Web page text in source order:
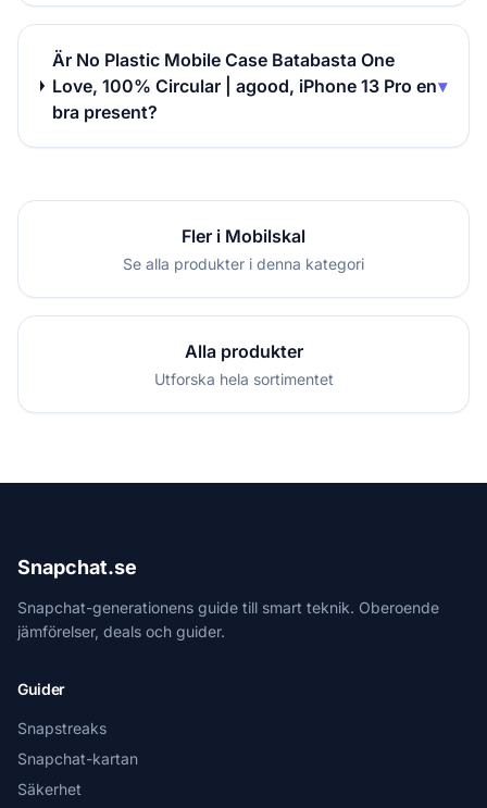
Är No Plastic Mobile Case Batabasta One
Love, 100% Circular | agood, iPhone 13 Pro en
bra present?
▾
Fler i Mobilskal
Se alla produkter i denna kategori
Alla produkter
Utforska hela sortimentet
Snapchat.se
Snapchat-generationens guide till smart teknik. Oberoende
jämförelser, deals och guider.
Guider
Snapstreaks
Snapchat-kartan
Säkerhet